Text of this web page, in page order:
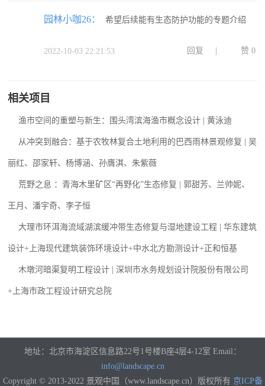
园林小咖26： 希望后续能有生态防护功能的专题介绍
2022-10-03 22:21:53 回复 赞 0
相关项目
渔市空间的重塑与新生：围头湾滨海渔市概念设计 | 黄泳迪
从冲突到融合：基于农牧林复合土地利用的巴西雨林景观修复 | 吴
丽红、邵家轩、杨博涵、孙膺淇、朱紫薇
荒野之息 ：青海木里矿区“再野化”生态修复 | 郭甜芳、兰帅妮、
王月、潘宇奇、李子恒
大理市环洱海流域湖滨缓冲带生态修复与湿地建设工程 | 华东建筑
设计+上海现代建筑装饰环境设计+中水北方勘测设计+正和恒基
木墩河暗渠复明工程设计 | 深圳市水务规划设计院股份有限公司
+上海市政工程设计研究总院
地址：北京市海淀区信息路22号1号楼B座4层4-12室 Email：
info@landscape.cn
Copyright © 2013-2022 景观中国（www.landscape.cn）版权所有 京ICP备